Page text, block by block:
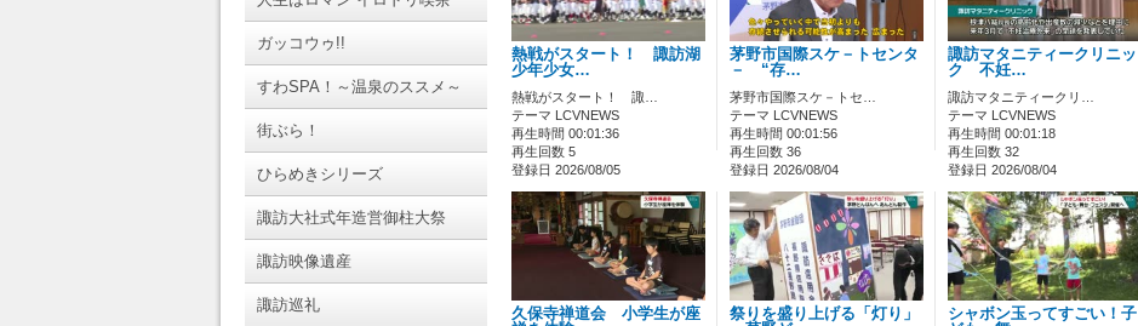
ガッコウゥ!!
すわSPA！～温泉のススメ～
街ぶら！
ひらめきシリーズ
諏訪大社式年造営御柱大祭
諏訪映像遺産
諏訪巡礼
熱戦がスタート！ 諏訪湖
少年少女…
熱戦がスタート！ 諏…
テーマ LCVNEWS
再生時間 00:01:36
再生回数 5
登録日 2026/08/05
茅野市国際スケ－トセンタ
－ “存…
茅野市国際スケ－トセ…
テーマ LCVNEWS
再生時間 00:01:56
再生回数 36
登録日 2026/08/04
諏訪マタニティークリニッ
ク 不妊…
諏訪マタニティークリ…
テーマ LCVNEWS
再生時間 00:01:18
再生回数 32
登録日 2026/08/04
久保寺禅道会 小学生が座
祭りを盛り上げる「灯り」
シャボン玉ってすごい！子